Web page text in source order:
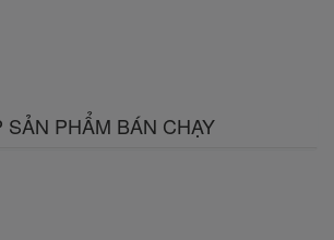
SẢN PHẨM BÁN CHẠY